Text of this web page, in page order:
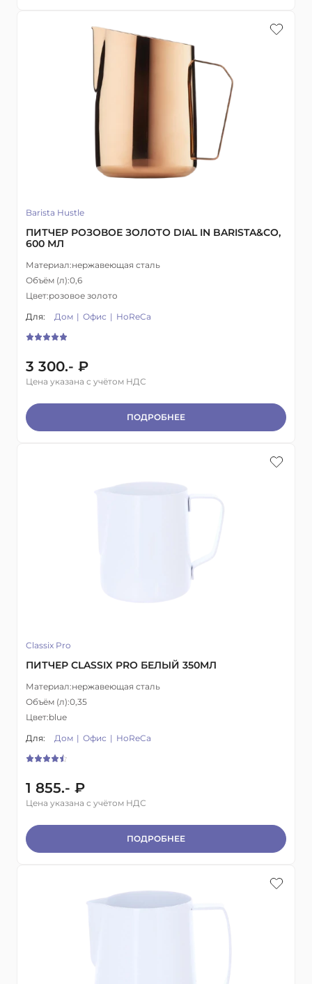
Barista Hustle
ПИТЧЕР РОЗОВОЕ ЗОЛОТО DIAL IN BARISTA&CO,
600 МЛ
Материал:нержавеющая сталь
Объём (л):0,6
Цвет:розовое золото
Для:
Дом Офис HoReCa
3 300.- ₽
Цена указана с учётом НДС
ПОДРОБНЕЕ
Classix Pro
ПИТЧЕР CLASSIX PRO БЕЛЫЙ 350МЛ
Материал:нержавеющая сталь
Объём (л):0,35
Цвет:blue
Для:
Дом Офис HoReCa
1 855.- ₽
Цена указана с учётом НДС
ПОДРОБНЕЕ